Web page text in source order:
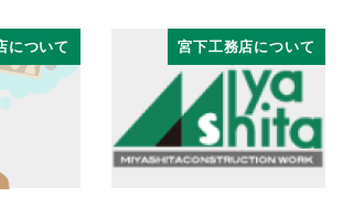
について 宮下工務店について